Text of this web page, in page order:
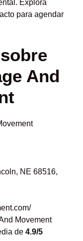
Explora
para agendar
And
NE 68516,
Movement
de 4.9/5